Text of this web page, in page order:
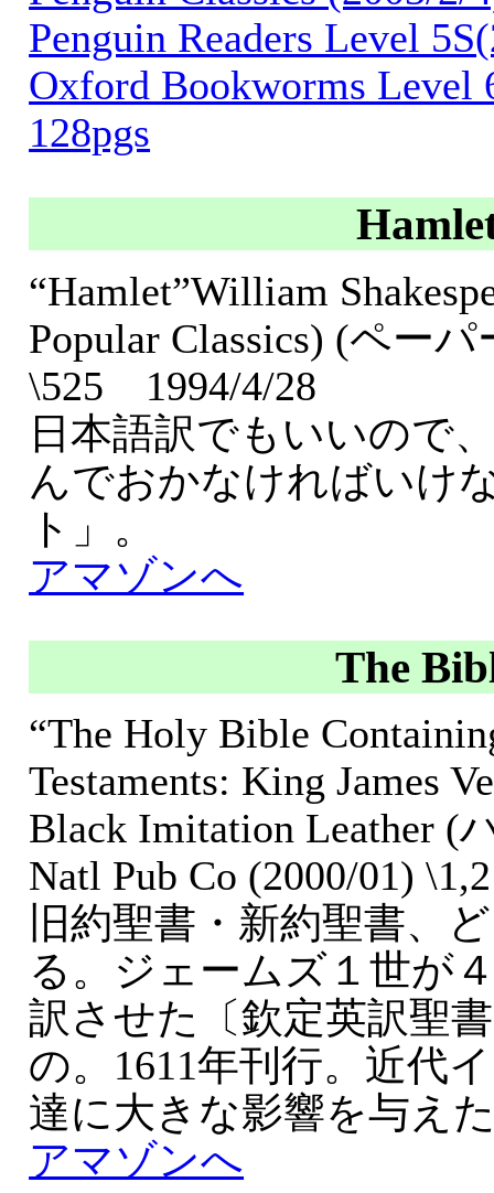
Penguin Readers Level
Oxford Bookworms Level
128pgs
“Hamlet”William
Popular Classics) (ペー
\525 1994/4/28
日本語訳でもいいので
んでおかなければいけ
ト」。
アマゾンへ
The
“The Holy Bible
Testaments: King James
Black Imitation Leather
Natl Pub Co (2000/01)
旧約聖書・新約聖書、
る。ジェームズ１世が
訳させた〔欽定英訳聖
の。1611年刊行。近代
達に大きな影響を与え
アマゾンへ